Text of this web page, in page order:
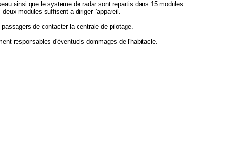
ainsi que le systeme de radar sont repartis dans 15 modules
modules suffisent a diriger l'appareil.
de contacter la centrale de pilotage.
responsables d'éventuels dommages de l'habitacle.